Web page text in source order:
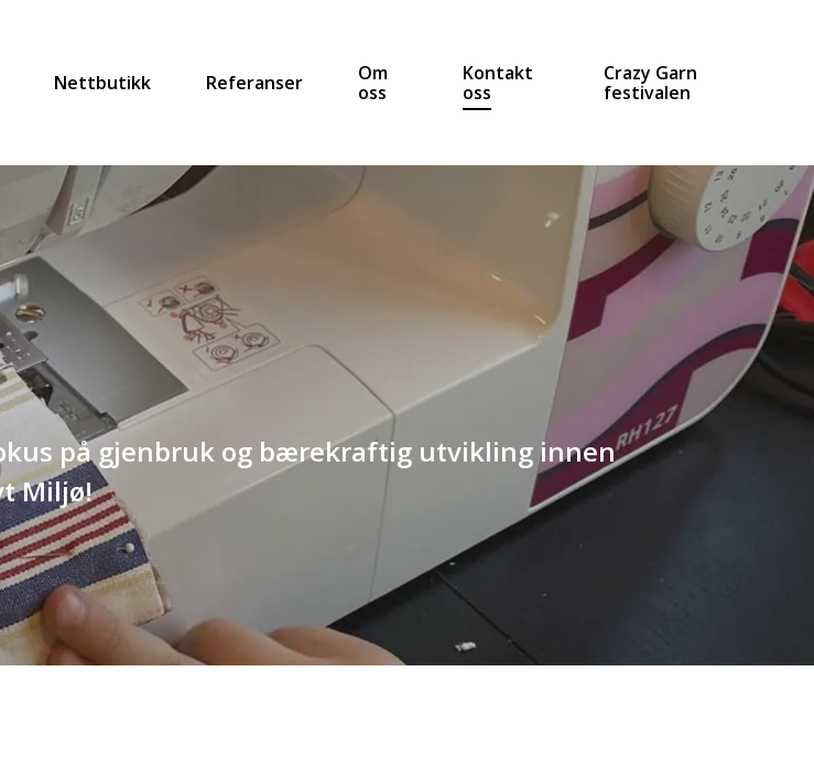
Nettbutikk Referanser
Om
oss
Kontakt
oss
Crazy Garn
festivalen
på gjenbruk og bærekraftig utvikling innen
Miljø!